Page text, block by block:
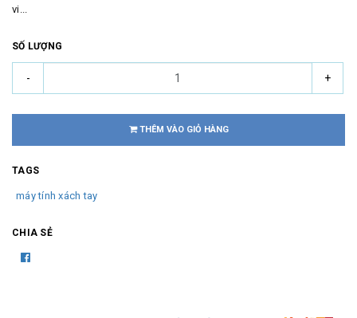
vi...
SỐ LƯỢNG
- +
THÊM VÀO GIỎ HÀNG
TAGS
máy tính xách tay
CHIA SẺ